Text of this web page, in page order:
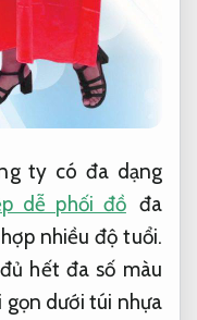
ty có đa dạng
dễ phối đồ đa
nhiều độ tuổi.
hết đa số màu
gọn dưới túi nhựa